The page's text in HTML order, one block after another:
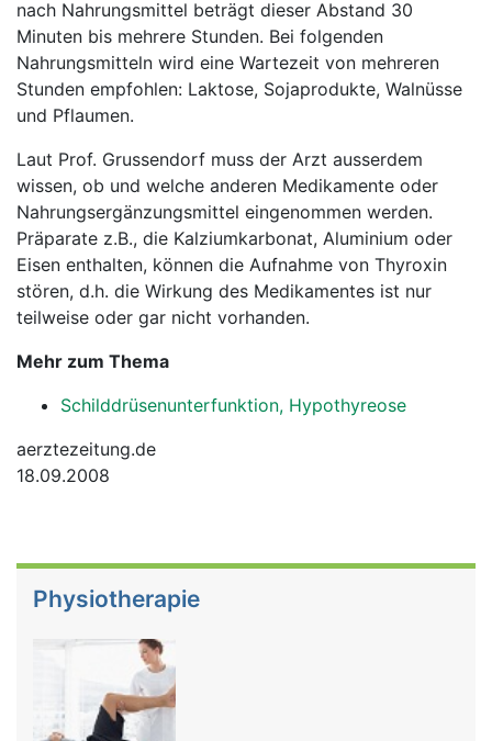
nach Nahrungsmittel beträgt dieser Abstand 30
Minuten bis mehrere Stunden. Bei folgenden
Nahrungsmitteln wird eine Wartezeit von mehreren
Stunden empfohlen: Laktose, Sojaprodukte, Walnüsse
und Pflaumen.
Laut Prof. Grussendorf muss der Arzt ausserdem
wissen, ob und welche anderen Medikamente oder
Nahrungsergänzungsmittel eingenommen werden.
Präparate z.B., die Kalziumkarbonat, Aluminium oder
Eisen enthalten, können die Aufnahme von Thyroxin
stören, d.h. die Wirkung des Medikamentes ist nur
teilweise oder gar nicht vorhanden.
Mehr zum Thema
Schilddrüsenunterfunktion, Hypothyreose
aerztezeitung.de
18.09.2008
Physiotherapie